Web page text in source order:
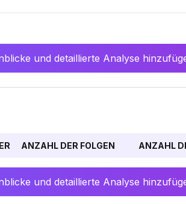
und detaillierte Analyse
ANZAHL DER FOLGEN ANZAHL
und detaillierte Analyse